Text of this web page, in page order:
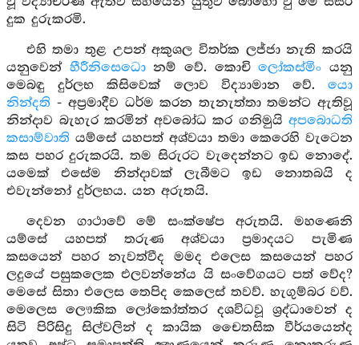
දුක දුරුකරමි.
එහි තමා තුළ උපන් අකුශල විතර්ක ලජ්ජා නැති කරයි
යනුවෙන් හීරීනිසෙධොනම් වේ. කොචිලෝකස්මිංයනු
මෙබඳු දුර්ලභ කිසිවෙක් ලොව විද්‍යාමාන වේ. යො
නින්දති - අප්‍රමාදීව ධර්ම කරන තැනැත්තා තමන්ට ඇතිවූ
නින්දාව බැහැර කරමින් අවබෝධ කර ගනිමුයි අපබොධති
කසාම්වාති යම්සේ යහපත් අශ්වයා තමා කෙරෙහි වැටෙන
කස පහර දුරුකරයි. තම සිරුරට වැදෙන්නට ඉඩ නොදේ.
යමෙක් එසේම නින්දාවක් ලැබීමට ඉඩ නොතබයි ද
එවැන්නෝ දුර්ලභය. යන අරුතයි.
දෙවන ගාථාවේ මේ සංක්ෂේප අරුතයි. මහණෙනි
යම්සේ යහපත් තරුණ අශ්වයා ප්‍රමාදයට පැමිණ
කසයෙන් පහර නැවත්වීද මමද එලෙස කසයෙන් පහර
ලදුයේ පසුකලෙක එලවන්නේය යි සංවේගයට පත් වේද?
මෙසේ සිතා එලෙස තෙපිද කෙලෙස් තවව්. හැගුම්බර වව්.
මෙලෙස ලෞකික ලෝකෝත්තර දශවිධවූ ශ්‍රද්ධාවෙන් ද
සිටි පිරිසිදු සිල්වලින් ද කායික චෛතසික වීර්යයෙන්ද